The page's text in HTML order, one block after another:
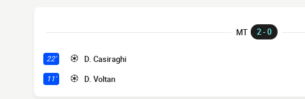
MT 2 - 0
22' D. Casiraghi
11' D. Voltan